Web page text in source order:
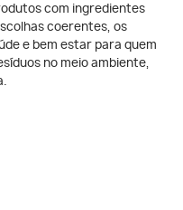
com ingredientes
coerentes, os
e bem estar para quem
no meio ambiente,